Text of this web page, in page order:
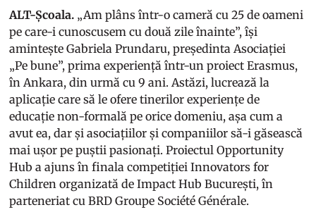
ALT-Școala. „Am plâns într-o cameră cu 25 de oameni
pe care-i cunoscusem cu două zile înainte”, își
amintește Gabriela Prundaru, președinta Asociației
„Pe bune”, prima experiență într-un proiect Erasmus,
în Ankara, din urmă cu 9 ani. Astăzi, lucrează la
aplicație care să le ofere tinerilor experiențe de
educație non-formală pe orice domeniu, așa cum a
avut ea, dar și asociațiilor și companiilor să-i găsească
mai ușor pe puștii pasionați. Proiectul Opportunity
Hub a ajuns în finala competiției Innovators for
Children organizată de Impact Hub București, în
parteneriat cu BRD Groupe Société Générale.